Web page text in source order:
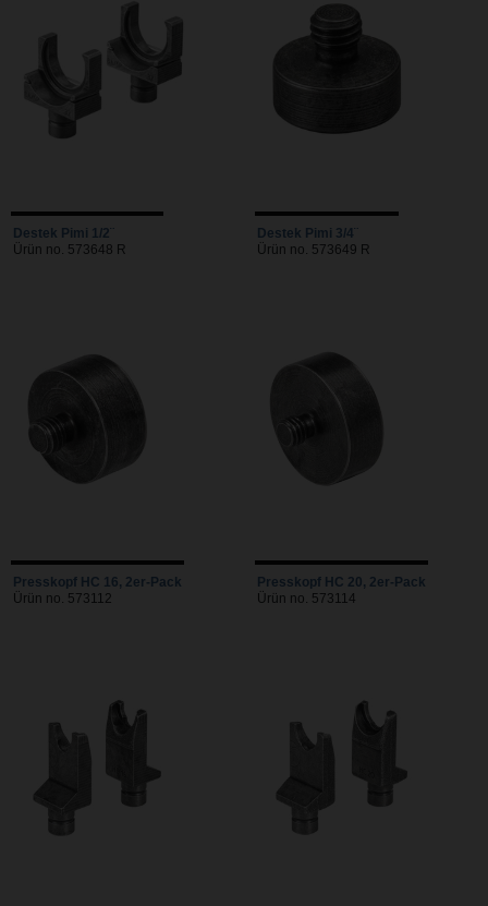
Destek Pimi 1/2¨
Ürün no. 573648 R
Destek Pimi 3/4¨
Ürün no. 573649 R
Presskopf HC 16, 2er-Pack
Ürün no. 573112
Presskopf HC 20, 2er-Pack
Ürün no. 573114